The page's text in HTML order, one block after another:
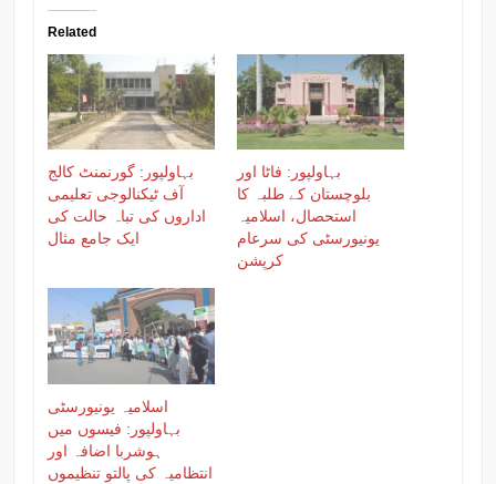
Related
بہاولپور: گورنمنٹ کالج
آف ٹیکنالوجی تعلیمی
اداروں کی تباہ حالت کی
ایک جامع مثال
بہاولپور: فاٹا اور
بلوچستان کے طلبہ کا
استحصال، اسلامیہ
یونیورسٹی کی سرعام
کرپشن
اسلامیہ یونیورسٹی
بہاولپور: فیسوں میں
ہوشربا اضافہ اور
انتظامیہ کی پالتو تنظیموں